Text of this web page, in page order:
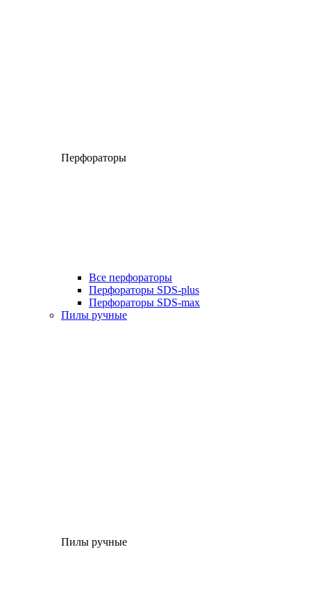
Перфораторы
Все перфораторы
Перфораторы SDS-plus
Перфораторы SDS-max
Пилы ручные
Пилы ручные